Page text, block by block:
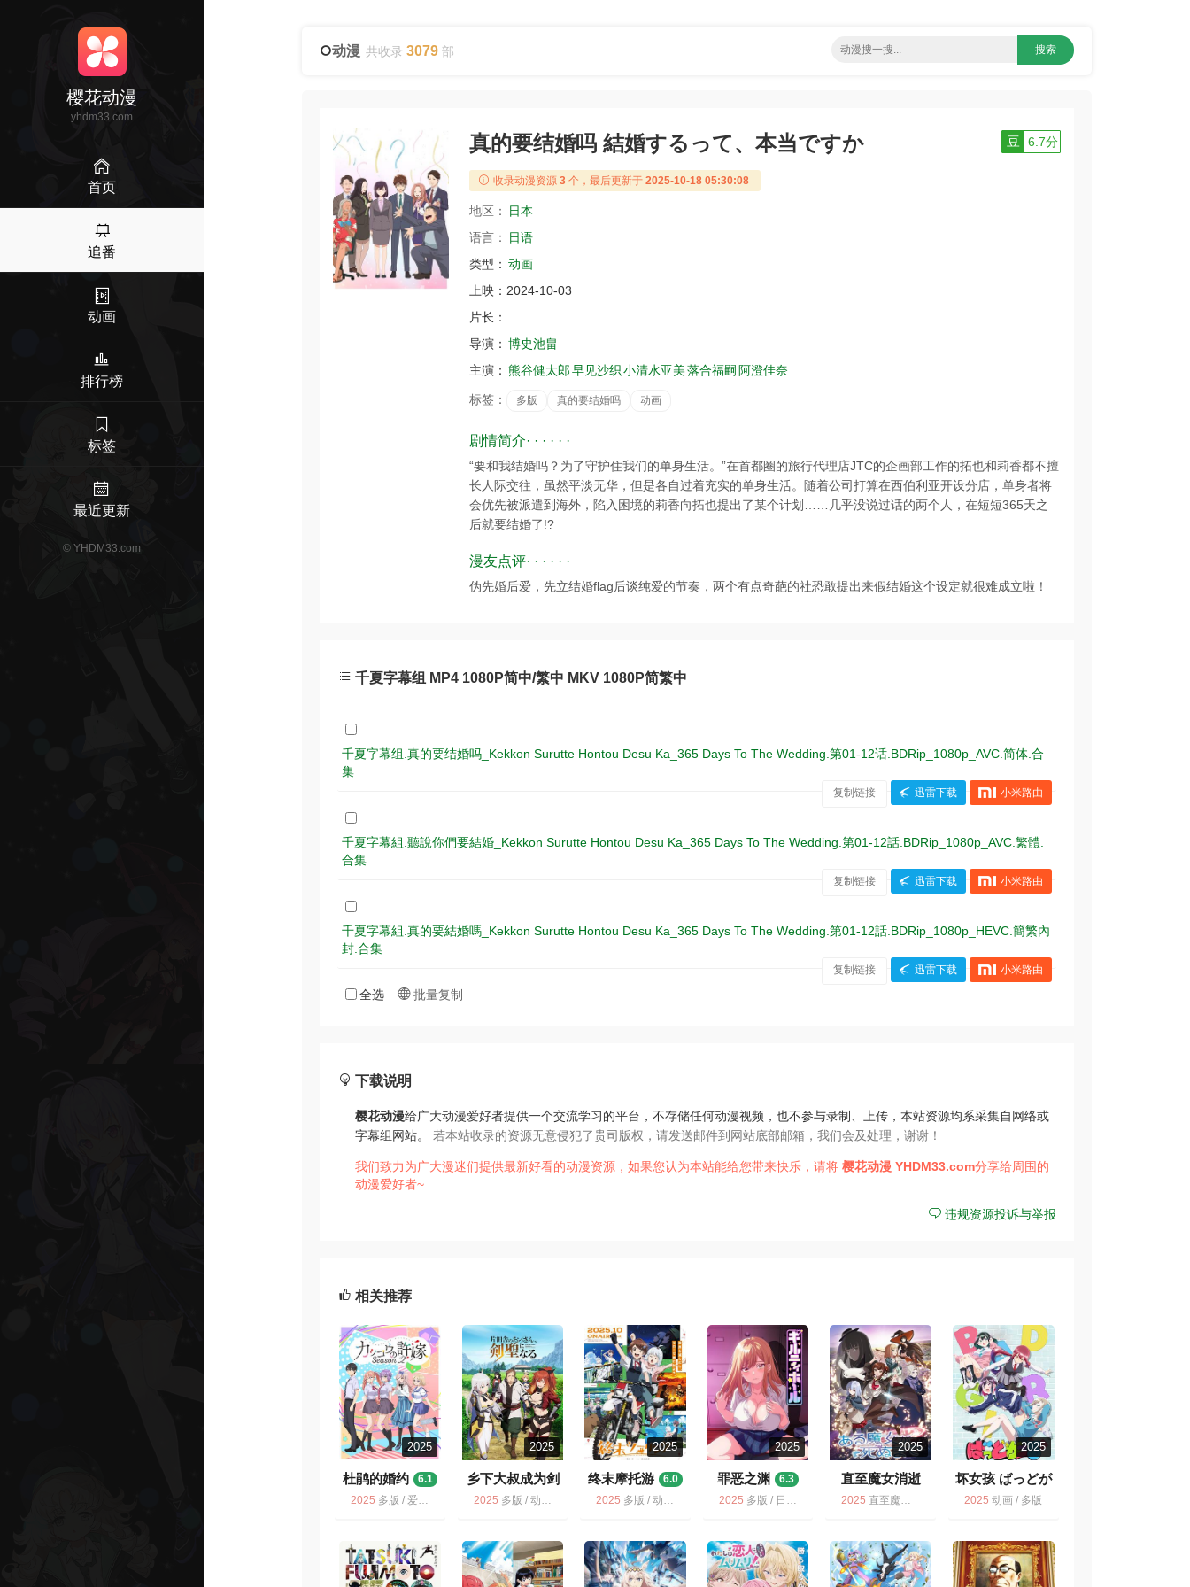
樱花动漫
yhdm33.com
首页
追番
动画
排行榜
标签
最近更新
© YHDM33.com
动漫 共收录3079 部
真的要结婚吗 結婚するって、本当ですか 豆 6.7分
收录动漫资源 3 个，最后更新于 2025-10-18 05:30:08
地区：
日本
语言：
日语
类型： 动画
上映： 2024-10-03
片长：
导演： 博史池畠
主演： 熊谷健太郎早见沙织小清水亚美落合福嗣 阿澄佳奈
标签： 多版 真的要结婚吗 动画
剧情简介· · · · · ·
“要和我结婚吗？为了守护住我们的单身生活。”在首都圈的旅行代理店JTC的企画部工作的拓也和莉香都不擅
长人际交往，虽然平淡无华，但是各自过着充实的单身生活。随着公司打算在西伯利亚开设分店，单身者将
会优先被派遣到海外，陷入困境的莉香向拓也提出了某个计划……几乎没说过话的两个人，在短短365天之
后就要结婚了!?
漫友点评· · · · · ·
伪先婚后爱，先立结婚flag后谈纯爱的节奏，两个有点奇葩的社恐敢提出来假结婚这个设定就很难成立啦！
千夏字幕组 MP4 1080P简中/繁中 MKV 1080P简繁中
千夏字幕组.真的要结婚吗_Kekkon Surutte Hontou Desu Ka_365 Days To The Wedding.第01-12话.BDRip_1080p_AVC.简体.合
集
复制链接 迅雷下载 小米路由
千夏字幕組.聽說你們要結婚_Kekkon Surutte Hontou Desu Ka_365 Days To The Wedding.第01-12話.BDRip_1080p_AVC.繁體.
合集
复制链接 迅雷下载 小米路由
千夏字幕組.真的要結婚嗎_Kekkon Surutte Hontou Desu Ka_365 Days To The Wedding.第01-12話.BDRip_1080p_HEVC.簡繁內
封.合集
复制链接 迅雷下载 小米路由
全选 批量复制
下载说明
樱花动漫给广大动漫爱好者提供一个交流学习的平台，不存储任何动漫视频，也不参与录制、上传，本站资源均系采集自网络或
字幕组网站。 若本站收录的资源无意侵犯了贵司版权，请发送邮件到网站底部邮箱，我们会及处理，谢谢！
我们致力为广大漫迷们提供最新好看的动漫资源，如果您认为本站能给您带来快乐，请将樱花动漫 YHDM33.com分享给周围的
动漫爱好者~
违规资源投诉与举报
相关推荐
2025
杜鹃的婚约
6.1
2025 多版 / 爱情 / 动画 / 杜鹃的婚约 第2季
2025
乡下大叔成为剑
圣
6.0
2025 多版 / 动画 / 乡下大叔成为剑圣
2025
终末摩托游
6.0
2025 多版 / 动画 / 终末摩托游
2025
罪恶之渊
6.3
2025 多版 / 日语无字 / 动画
2025
直至魔女消逝
6.4
2025 直至魔女消逝 / 动画 / 多版
2025
坏女孩 ばっどが
ーる
7.2
2025 动画 / 多版